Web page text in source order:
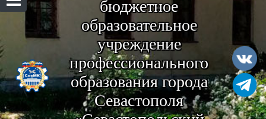
бюджетное
образовательное
учреждение
профессионального
образования города
Севастополя